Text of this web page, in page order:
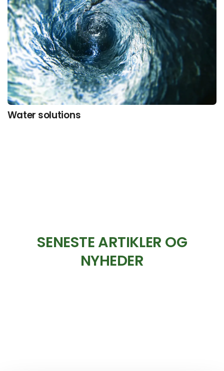
Water solutions
SENESTE ARTIKLER OG
NYHEDER